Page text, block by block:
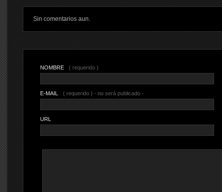
Sin comentarios aun.
NOMBRE ( requerido )
E-MAIL ( requerido ) - no será publicado -
URL